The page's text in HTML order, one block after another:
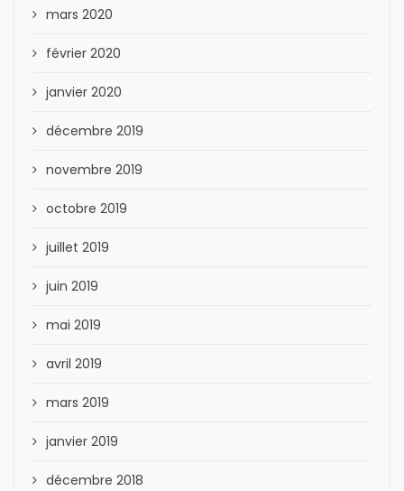
mars 2020
février 2020
janvier 2020
décembre 2019
novembre 2019
octobre 2019
juillet 2019
juin 2019
mai 2019
avril 2019
mars 2019
janvier 2019
décembre 2018